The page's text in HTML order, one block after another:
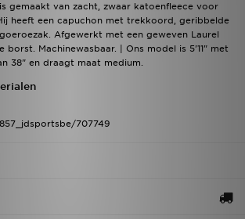
gemaakt van zacht, zwaar katoenfleece voor
heeft een capuchon met trekkoord, geribbelde
Afgewerkt met een geweven Laurel
Machinewasbaar. | Ons model is 5'11" met
38" en draagt maat medium.
707749